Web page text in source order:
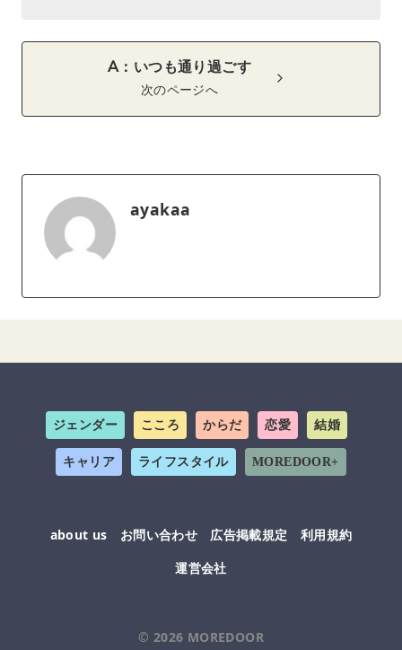
A：いつも通り過ごす
次のページへ
ayakaa
ジェンダー こころ からだ 恋愛 結婚
キャリア ライフスタイル MOREDOOR+
about us お問い合わせ 広告掲載規定
利用規約
運営会社
© 2026 MOREDOOR